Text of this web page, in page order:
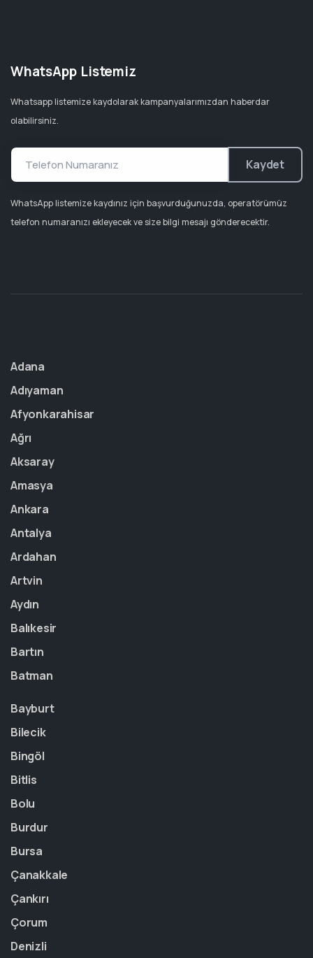
WhatsApp Listemiz
Whatsapp listemize kaydolarak kampanyalarımızdan haberdar
olabilirsiniz.
Kaydet
WhatsApp listemize kaydınız için başvurduğunuzda, operatörümüz
telefon numaranızı ekleyecek ve size bilgi mesajı gönderecektir.
Adana
Adıyaman
Afyonkarahisar
Ağrı
Aksaray
Amasya
Ankara
Antalya
Ardahan
Artvin
Aydın
Balıkesir
Bartın
Batman
Bayburt
Bilecik
Bingöl
Bitlis
Bolu
Burdur
Bursa
Çanakkale
Çankırı
Çorum
Denizli